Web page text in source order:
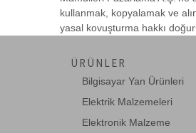
74LS06
HEX INVERTER
74LS107
kullanmak, kopyalamak ve
yasal kovuşturma hakkı
ÜRÜNLER
Bilgisayar Yan Ürünleri
Elektrik Malzemeleri
Elektronik Malzeme